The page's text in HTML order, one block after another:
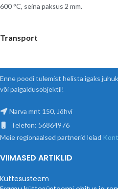
600 °C, seina paksus 2 mm.
Transport
Enne poodi tulemist helista igaks
või paigaldusobjektil!
Narva mnt 150, Jõhvi
Telefon: 56864976
Meie regionaalsed partnerid leiad
VIIMASED ARTIKLID
Küttesüsteem